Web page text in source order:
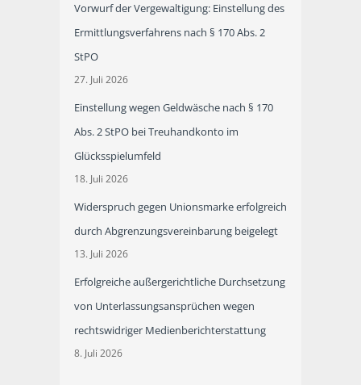
Vorwurf der Vergewaltigung: Einstellung des
Ermittlungsverfahrens nach § 170 Abs. 2
StPO
27. Juli 2026
Einstellung wegen Geldwäsche nach § 170
Abs. 2 StPO bei Treuhandkonto im
Glücksspielumfeld
18. Juli 2026
Widerspruch gegen Unionsmarke erfolgreich
durch Abgrenzungsvereinbarung beigelegt
13. Juli 2026
Erfolgreiche außergerichtliche Durchsetzung
von Unterlassungsansprüchen wegen
rechtswidriger Medienberichterstattung
8. Juli 2026